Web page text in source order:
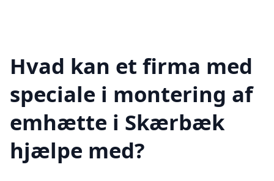
Hvad kan et firma med
speciale i montering af
emhætte i Skærbæk
hjælpe med?